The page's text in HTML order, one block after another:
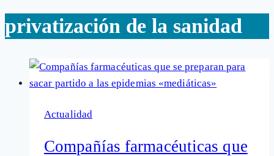
privatización de la sanidad
Actualidad
Compañías farmacéuticas que